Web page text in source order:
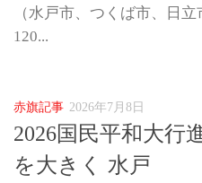
（水戸市、つくば市、日
120...
赤旗記事 2026年7月8日
2026国民平和大行
を大きく 水戸